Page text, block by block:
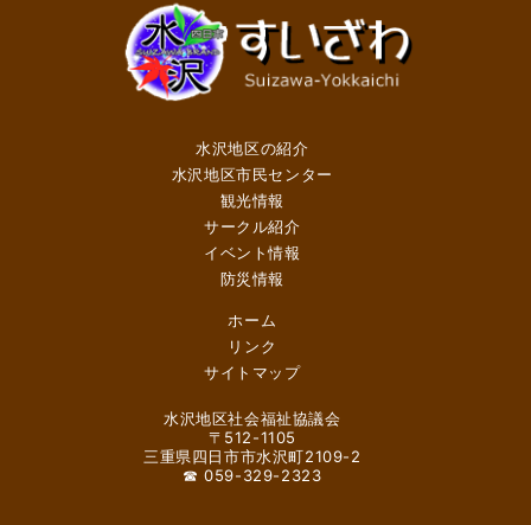
水沢地区の紹介
水沢地区市民センター
観光情報
サークル紹介
イベント情報
防災情報
ホーム
リンク
サイトマップ
水沢地区社会福祉協議会
〒512-1105
三重県四日市市水沢町2109-2
☎ 059-329-2323